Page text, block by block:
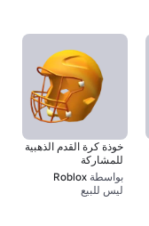
خوذة كرة القدم الذهبية
للمشاركة
بواسطة Roblox
ليس للبيع1